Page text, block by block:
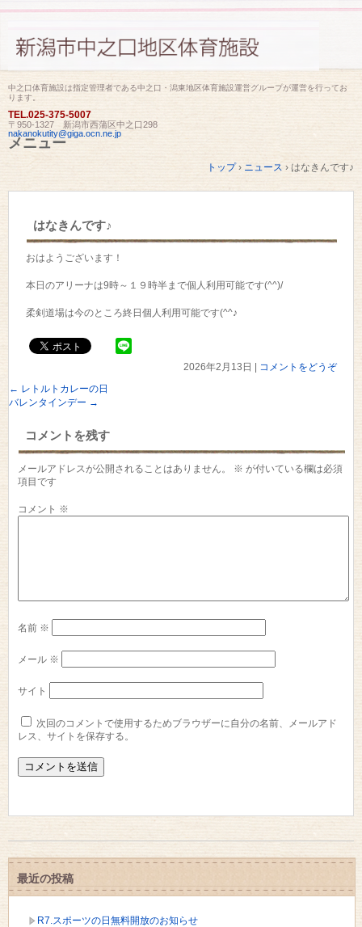
中之口体育施設は指定管理者である中之口・潟東地区体育施設運営グループが運営を行ってお
ります。
TEL.025-375-5007
〒950-1327 新潟市西蒲区中之口298
nakanokutity@giga.ocn.ne.jp
メニュー
トップ › ニュース › はなきんです♪
はなきんです♪
おはようございます！
本日のアリーナは9時～１９時半まで個人利用可能です(^^)/
柔剣道場は今のところ終日個人利用可能です(^^♪
2026年2月13日
コメントをどうぞ
← レトルトカレーの日
バレンタインデー →
コメントを残す
メールアドレスが公開されることはありません。 ※ が付いている欄は必須
項目です
コメント ※
名前 ※
メール ※
サイト
次回のコメントで使用するためブラウザーに自分の名前、メールアド
レス、サイトを保存する。
最近の投稿
R7.スポーツの日無料開放のお知らせ